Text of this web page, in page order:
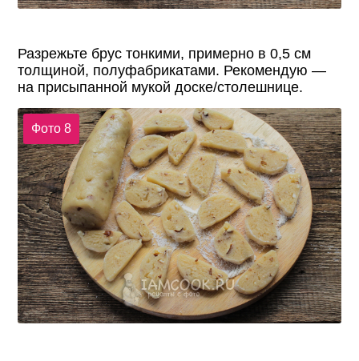
Разрежьте брус тонкими, примерно в 0,5 см
толщиной, полуфабрикатами. Рекомендую —
на присыпанной мукой доске/столешнице.
Фото 8